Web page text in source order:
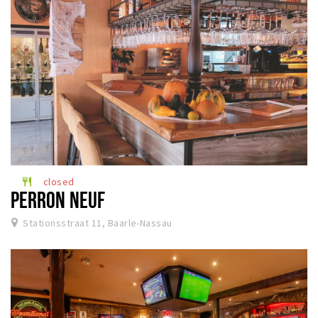
restaurant closed
PERRON NEUF
Stationsstraat 11, Baarle-Nassau